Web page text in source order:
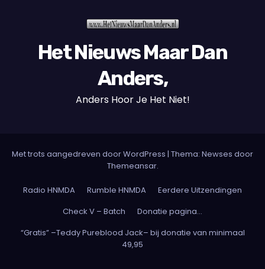
Het Nieuws Maar Dan
Anders,
Anders Hoor Je Het Niet!
Met trots aangedreven door WordPress | Thema: Newses door
Themeansar.
Radio HNMDA Rumble HNMDA
Eerdere Uitzendingen
Check V – Batch
Donatie pagina…
“Gratis” –Teddy Pureblood Jack– bij donatie van minimaal
49,95